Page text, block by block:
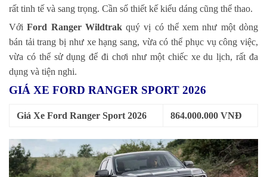
rất tinh tế và sang trọng. Cần số thiết kế kiểu dáng cũng thể thao.
VớiFord Ranger Wildtrakquý vị có thể xem như một dòng
bán tải trang bị như xe hạng sang, vừa có thể phục vụ công việc,
vừa có thể sử dụng để đi chơi như một chiếc xe du lịch, rất đa
dụng và tiện nghi.
GIÁ XE FORD RANGER SPORT 2026
Giá Xe Ford Ranger Sport 2026 864.000.000 VNĐ